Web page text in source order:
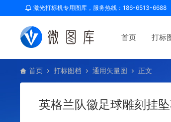
激光打标机专用图库，服务热线：186-6513-6688
首页 打标
首页 打标图档 通用矢量图 正文
英格兰队徽足球雕刻挂